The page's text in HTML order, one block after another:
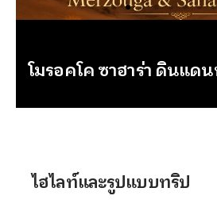
โมรอคโค ซาฮาร่า ดินแด
ไฮไลท์และรูปแบบทริป